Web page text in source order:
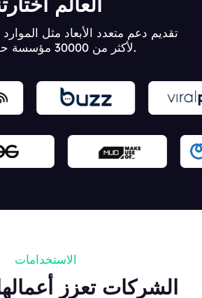
تقديم دعم متعدد الأبعاد مثل الموارد
لأكثر من 30000 مؤسسة حول العالم.
الاستخدامات
الشركات تعزز